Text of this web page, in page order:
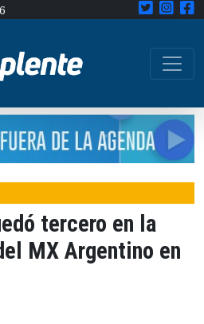
tercero en la
MX Argentino en